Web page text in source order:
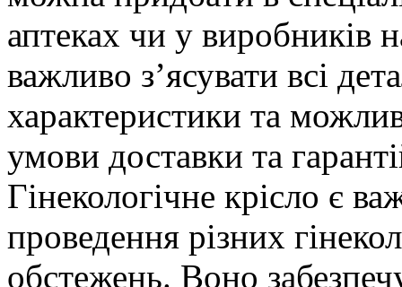
аптеках чи у виробників
важливо з’ясувати всі
характеристики та
умови доставки та
Гінекологічне крісло є
проведення різних
обстежень. Воно